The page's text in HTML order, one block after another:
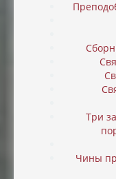
Три
Чины